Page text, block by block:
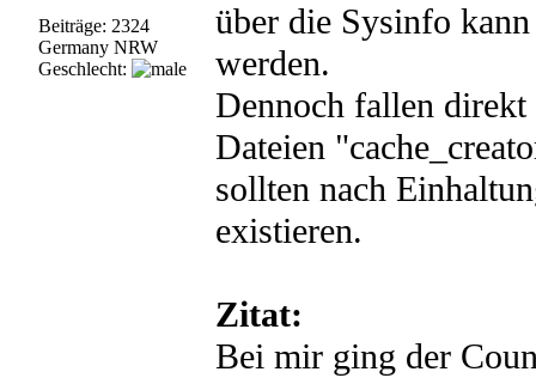
Beiträge: 2324
Germany NRW
Geschlecht:
über die Sysinfo
werden.
Dennoch fallen direkt
Dateien
sollten nach
existieren.
Zitat:
Bei mir ging der